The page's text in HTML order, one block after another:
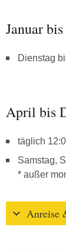
Januar
Dienstag
April bis
täglich
Samstag,
* außer
Anreise